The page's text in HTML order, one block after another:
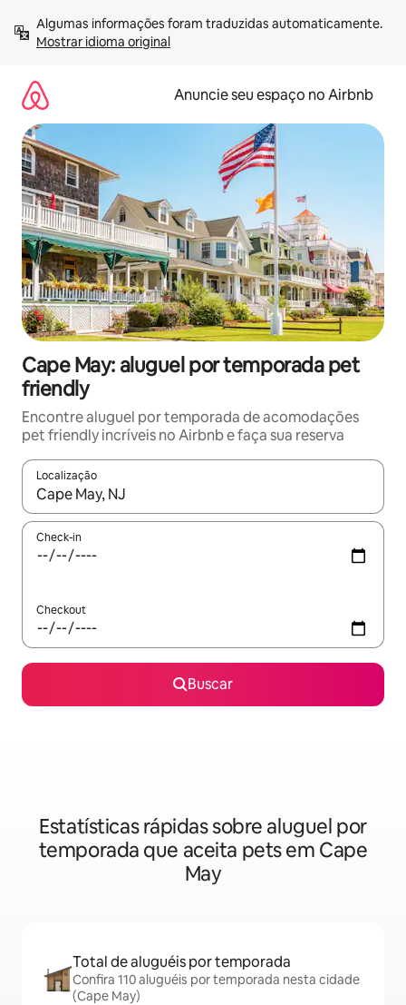
para
Mostrar idioma original
Anuncie seu espaço no Airbnb
Cape May: aluguel por temporada pet
friendly
Encontre aluguel por temporada de acomodações
pet friendly incríveis no Airbnb e faça sua reserva
Localização
Quando os resultados estiverem disponíveis, explore-os
Check-in
Checkout
Buscar
Estatísticas rápidas sobre aluguel por
temporada que aceita pets em Cape
May
Total de aluguéis por temporada
Confira 110 aluguéis por temporada nesta cidade
(Cape May)